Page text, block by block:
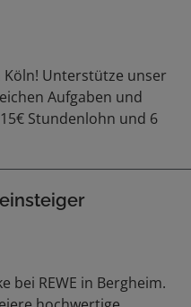
Unterstütze unser
Aufgaben und
Stundenlohn und 6
bei REWE in Bergheim.